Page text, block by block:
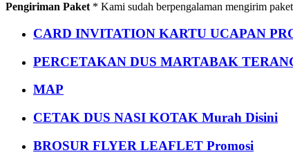
Pengiriman Paket * Kami sudah berpengalaman mengirim
CARD INVITATION KARTU UCAPAN
PERCETAKAN DUS MARTABAK
MAP
CETAK DUS NASI KOTAK Murah Disini
BROSUR FLYER LEAFLET Promosi